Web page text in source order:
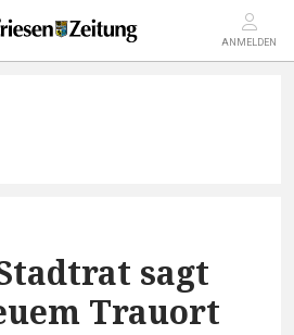
ANMELDEN
sagt
Trauort